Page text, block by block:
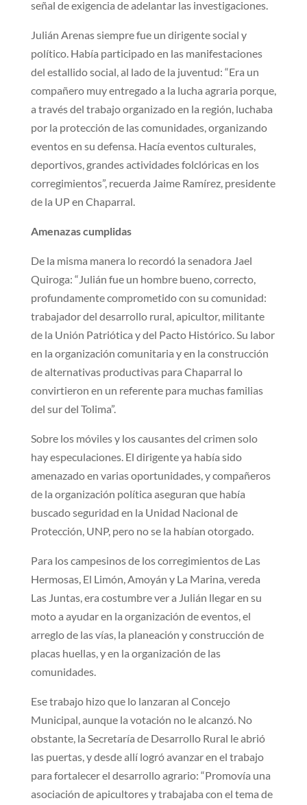
señal de exigencia de adelantar las investigaciones.
Julián Arenas siempre fue un dirigente social y
político. Había participado en las manifestaciones
del estallido social, al lado de la juventud: “Era un
compañero muy entregado a la lucha agraria porque,
a través del trabajo organizado en la región, luchaba
por la protección de las comunidades, organizando
eventos en su defensa. Hacía eventos culturales,
deportivos, grandes actividades folclóricas en los
corregimientos”, recuerda Jaime Ramírez, presidente
de la UP en Chaparral.
Amenazas cumplidas
De la misma manera lo recordó la senadora Jael
Quiroga: “Julián fue un hombre bueno, correcto,
profundamente comprometido con su comunidad:
trabajador del desarrollo rural, apicultor, militante
de la Unión Patriótica y del Pacto Histórico. Su labor
en la organización comunitaria y en la construcción
de alternativas productivas para Chaparral lo
convirtieron en un referente para muchas familias
del sur del Tolima”.
Sobre los móviles y los causantes del crimen solo
hay especulaciones. El dirigente ya había sido
amenazado en varias oportunidades, y compañeros
de la organización política aseguran que había
buscado seguridad en la Unidad Nacional de
Protección, UNP, pero no se la habían otorgado.
Para los campesinos de los corregimientos de Las
Hermosas, El Limón, Amoyán y La Marina, vereda
Las Juntas, era costumbre ver a Julián llegar en su
moto a ayudar en la organización de eventos, el
arreglo de las vías, la planeación y construcción de
placas huellas, y en la organización de las
comunidades.
Ese trabajo hizo que lo lanzaran al Concejo
Municipal, aunque la votación no le alcanzó. No
obstante, la Secretaría de Desarrollo Rural le abrió
las puertas, y desde allí logró avanzar en el trabajo
para fortalecer el desarrollo agrario: “Promovía una
asociación de apicultores y trabajaba con el tema de